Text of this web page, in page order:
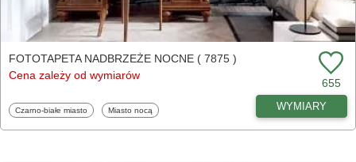
FOTOTAPETA NADBRZEŻE NOCNE ( 7875 )
Cena zależy od wymiarów
655
Fototapety
Czarno-białe miasto Fototapety
Miasto nocą WYMIARY